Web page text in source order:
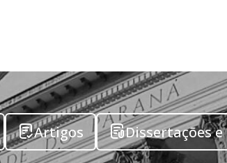
Artigos Dissertações e